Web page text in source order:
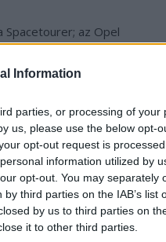
Information
parties, or processing of your
us, please use the below opt-
opt-out request is
information utilized by
opt-out. You may separately
third parties on the IAB’s list
by us to third parties on
it to other third parties.
Spacetourer; az Opel
Rifter, az Expert és
lépni, de gyanús,
jövőben.
belsőégésű Citroën
változat alapára 12,6
›